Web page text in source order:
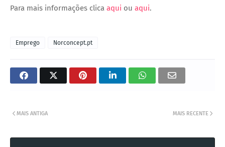
Para mais informações clica aqui ou aqui.
Emprego Norconcept.pt
MAIS RECENTE
MAIS ANTIGA